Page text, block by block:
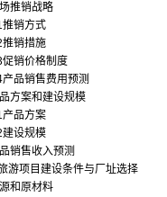
推销战略
销方式
销措施
销价格制度
品销售费用预测
方案和建设规模
品方案
设规模
销售收入预测
游项目建设条件与厂址选择
和原材料